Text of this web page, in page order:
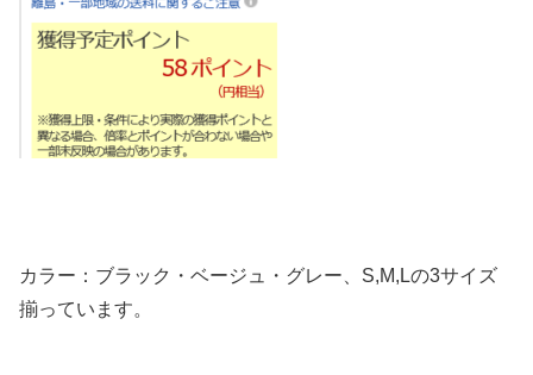
カラー：ブラック・ベージュ・グレー、S,M,Lの3サイズ
揃っています。